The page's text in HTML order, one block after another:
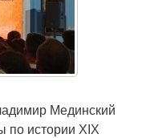
Мединский
по истории XIX